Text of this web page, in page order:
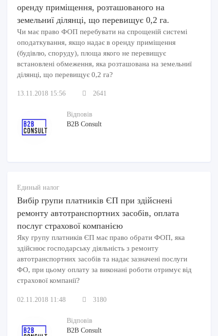
оренду приміщення, розташованого на
земельниї ділянці, що перевищує 0,2 га.
Чи має право ФОП перебувати на спрощеній системі
оподаткування, якщо надає в оренду приміщення
(будівлю, споруду), площа якого не перевищує
встановлені обмеження, яка розташована на земельниї
ділянці, що перевищує 0,2 га?
13.11.2018 15:56 2641
Відповів
B2B Consult
Единый налог
Вибір групи платників ЄП при здійснені
ремонту автотранспортних засобів, оплата
послуг страхової компанією
Яку групу платників ЄП має право обрати ФОП, яка
здійснює господарську діяльність з ремонту
автотранспортних засобів та надає зазначені послуги
ФО, при цьому оплату за виконані роботи отримує від
страхової компанії?
02.11.2018 11:48 3180
Відповів
B2B Consult